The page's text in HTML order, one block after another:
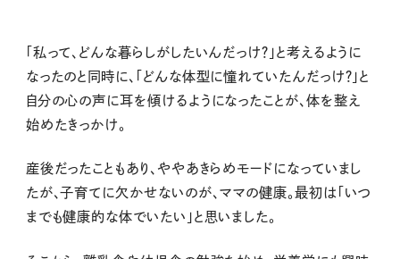
「私って、どんな暮らしがしたいんだっけ？」と考えるように
なったのと同時に、「どんな体型に憧れていたんだっけ？」と
自分の心の声に耳を傾けるようになったことが、体を整え
始めたきっかけ。
産後だったこともあり、ややあきらめモードになっていまし
たが、子育てに欠かせないのが、ママの健康。最初は「いつ
までも健康的な体でいたい」と思いました。